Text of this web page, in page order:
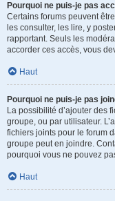
Pourquoi ne puis-je pas
Certains forums peuvent
les consulter, les lire, y
rapportant. Seuls les
accorder ces accès, vous
Haut
Pourquoi ne puis-je pas
La possibilité d’ajouter des
groupe, ou par utilisateur.
fichiers joints pour le forum
groupe peut en joindre.
pourquoi vous ne pouvez
Haut